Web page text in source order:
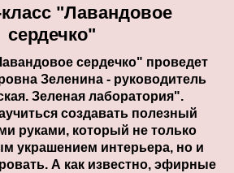
"Лавандовое
сердечко"
сердечко" проведет
Зеленина - руководитель
Зеленая лаборатория".
создавать полезный
руками, который не только
украшением интерьера, но и
А как известно, эфирные